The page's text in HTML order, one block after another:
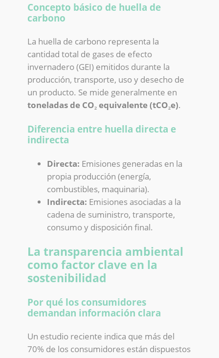
Concepto básico de huella de
carbono
La huella de carbono representa la
cantidad total de gases de efecto
invernadero (GEI) emitidos durante la
producción, transporte, uso y desecho de
un producto. Se mide generalmente en
toneladas de CO₂ equivalente (tCO₂e).
Diferencia entre huella directa e
indirecta
Directa: Emisiones generadas en la
propia producción (energía,
combustibles, maquinaria).
Indirecta: Emisiones asociadas a la
cadena de suministro, transporte,
consumo y disposición final.
La transparencia ambiental
como factor clave en la
sostenibilidad
Por qué los consumidores
demandan información clara
Un estudio reciente indica que más del
70% de los consumidores están dispuestos